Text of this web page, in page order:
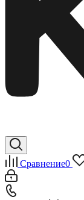
Сравнение0